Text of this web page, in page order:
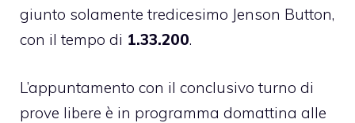
giunto solamente tredicesimo Jenson Button,
con il tempo di 1.33.200.
L’appuntamento con il conclusivo turno di
prove libere è in programma domattina alle